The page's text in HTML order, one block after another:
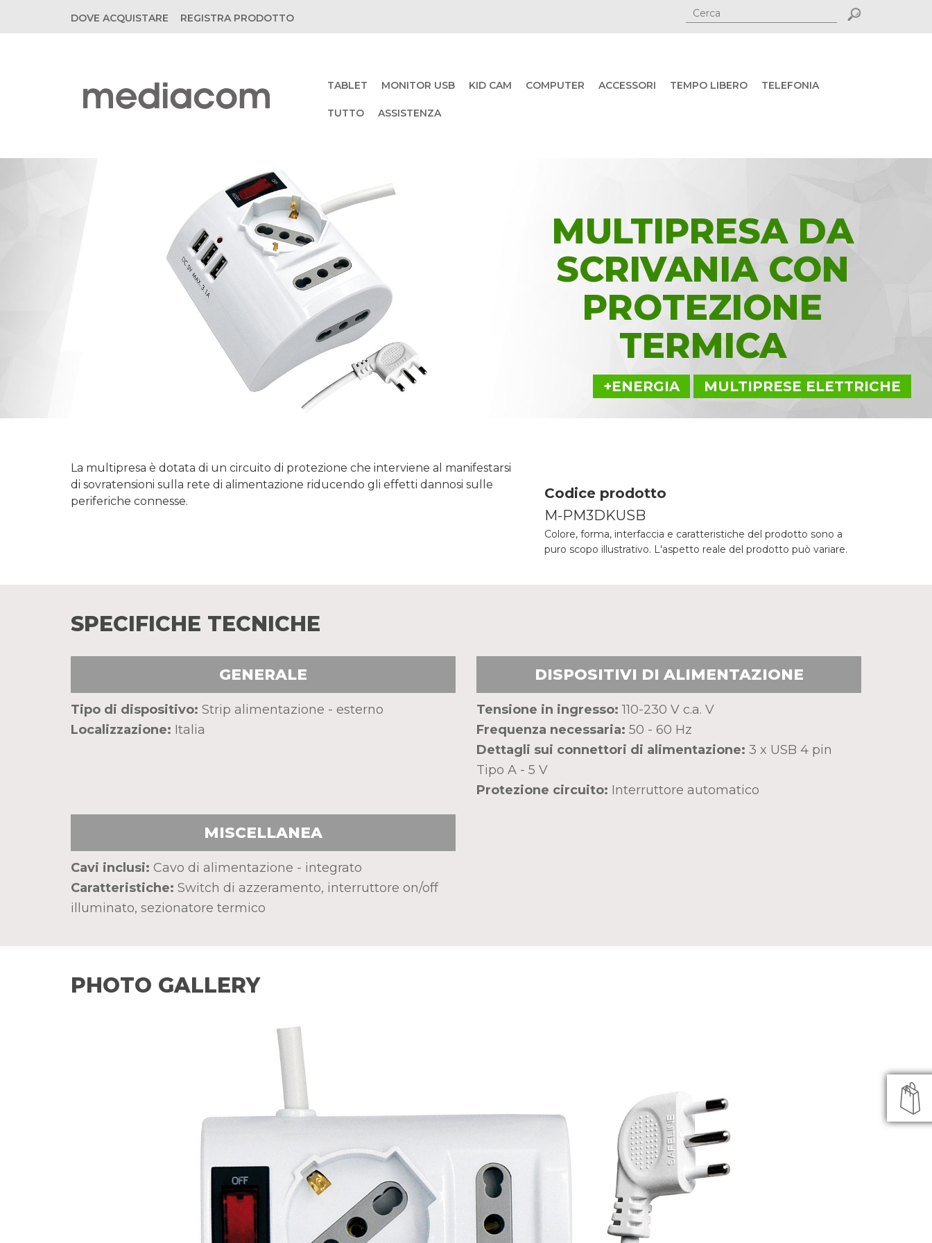
DOVE ACQUISTARE REGISTRA PRODOTTO
TABLET MONITOR USB KID CAM COMPUTER ACCESSORI TEMPO LIBERO TELEFONIA
TUTTO ASSISTENZA
MULTIPRESA DA
SCRIVANIA CON
PROTEZIONE
TERMICA
+ENERGIA MULTIPRESE ELETTRICHE
La multipresa è dotata di un circuito di protezione che interviene al manifestarsi
di sovratensioni sulla rete di alimentazione riducendo gli effetti dannosi sulle
periferiche connesse.
Codice prodotto
M-PM3DKUSB
Colore, forma, interfaccia e caratteristiche del prodotto sono a
puro scopo illustrativo. L'aspetto reale del prodotto può variare.
SPECIFICHE TECNICHE
GENERALE
Tipo di dispositivo: Strip alimentazione - esterno
Localizzazione: Italia
DISPOSITIVI DI ALIMENTAZIONE
Tensione in ingresso: 110-230 V c.a. V
Frequenza necessaria: 50 - 60 Hz
Dettagli sui connettori di alimentazione: 3 x USB 4 pin
Tipo A - 5 V
Protezione circuito: Interruttore automatico
MISCELLANEA
Cavi inclusi: Cavo di alimentazione - integrato
Caratteristiche: Switch di azzeramento, interruttore on/off
illuminato, sezionatore termico
PHOTO GALLERY